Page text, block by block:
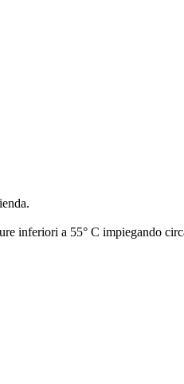
inferiori a 55° C impiegando